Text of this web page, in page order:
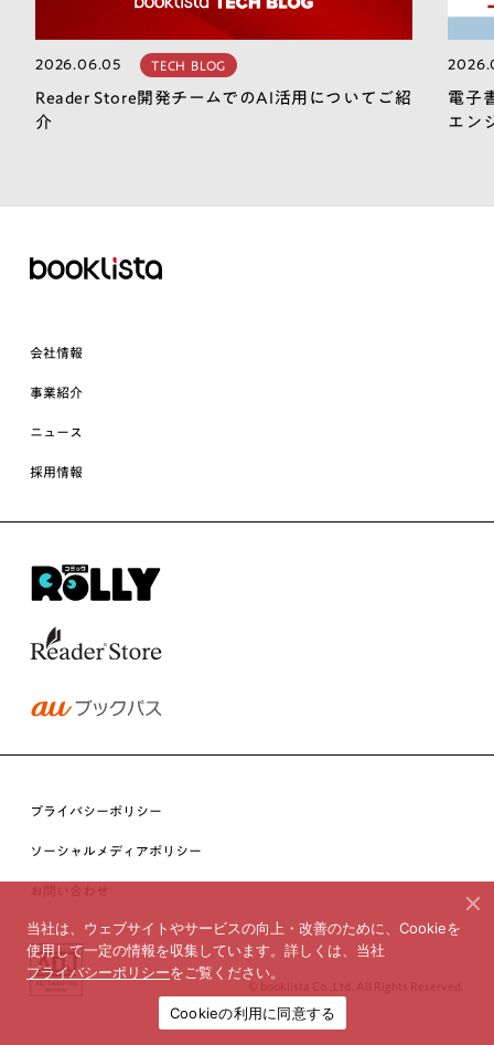
2026.06.05 TECH BLOG
Reader Store開発チームでのAI活用についてご紹
介
電子
エン
会社情報
事業紹介
ニュース
採用情報
プライバシーポリシー
ソーシャルメディアポリシー
お問い合わせ
© booklista Co.,Ltd. All Rights Reserved.
当社は、ウェブサイトやサービスの向上・改善のために、Cookieを
使用して一定の情報を収集しています。詳しくは、当社
プライバシーポリシーをご覧ください。
Cookieの利用に同意する